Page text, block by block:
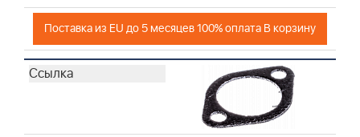
Поставка из EU до 5 месяцев 100% оплата В корзину